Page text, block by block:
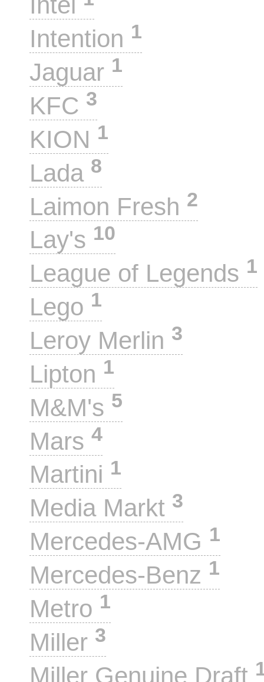
Intention 1
Jaguar 1
KFC 3
KION 1
Lada 8
Laimon Fresh 2
Lay's 10
League of Legends 1
Lego 1
Leroy Merlin 3
Lipton 1
M&M's 5
Mars 4
Martini 1
Media Markt 3
Mercedes-AMG 1
Mercedes-Benz 1
Metro 1
Miller 3
Miller Genuine Draft